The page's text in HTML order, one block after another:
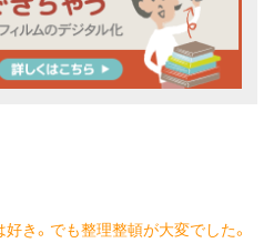
き。でも整理整頓が大変でした。